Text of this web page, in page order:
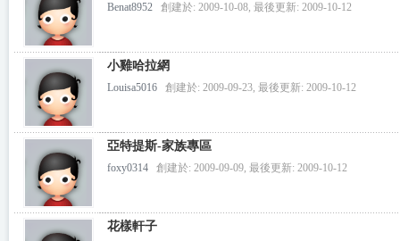
Benat8952 創建於: 2009-10-08, 最後更新: 2009-10-12
小雞哈拉網
Louisa5016 創建於: 2009-09-23, 最後更新: 2009-10-12
亞特提斯-家族專區
foxy0314 創建於: 2009-09-09, 最後更新: 2009-10-12
花樣軒子